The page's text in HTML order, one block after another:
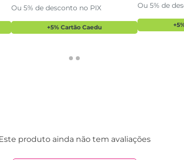
Ou 5% de desconto no PIX
+5% Cartão Caedu
Ou 5% de
produto ainda não tem avaliações